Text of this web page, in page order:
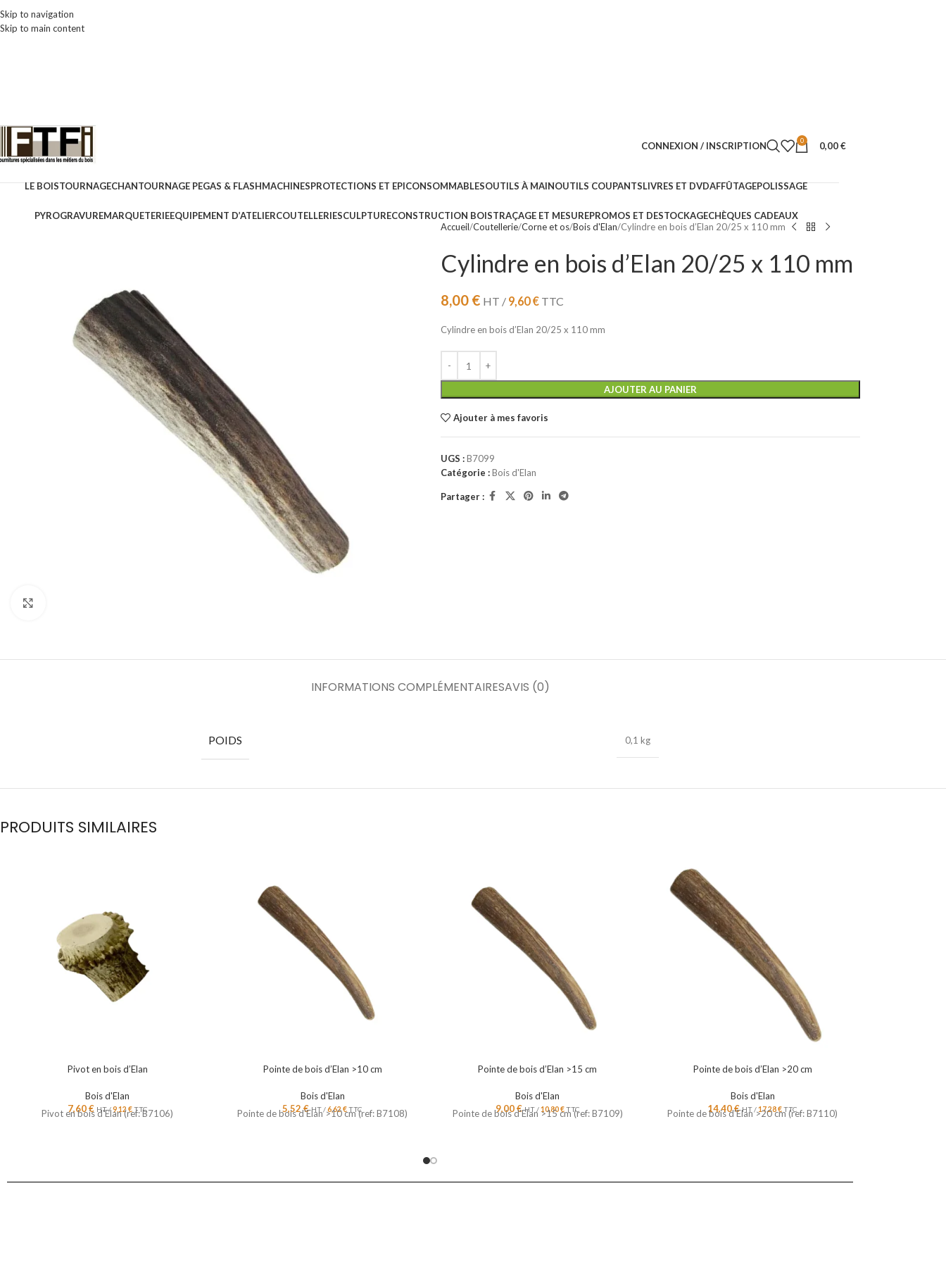
Skip to navigation
Skip to main content
CONNEXION / INSCRIPTION 0 0,00€
LE BOISTOURNAGECHANTOURNAGE PEGAS & FLASHMACHINESPROTECTIONS ET EPICONSOMMABLESOUTILS À MAINOUTILS COUPANTSLIVRES ET DVDAFFÛTAGEPOLISSAGE
PYROGRAVUREMARQUETERIEEQUIPEMENT D’ATELIERCOUTELLERIESCULPTURECONSTRUCTION BOISTRAÇAGE ET MESUREPROMOS ET DESTOCKAGECHÈQUES CADEAUX
Accueil Coutellerie Corne et os Bois d'Elan Cylindre en bois d’Elan 20/25 x 110 mm
Cylindre en bois d’Elan 20/25 x 110 mm
8,00 € HT / 9,60€TTC
Cylindre en bois d’Elan 20/25 x 110 mm
AJOUTER AU PANIER
Ajouter à mes favoris
UGS :B7099
Catégorie :Bois d'Elan
Partager :
INFORMATIONS COMPLÉMENTAIRESAVIS (0)
POIDS 0,1 kg
PRODUITS SIMILAIRES
Pivot en bois d’Elan
Bois d'Elan
7,60€ HT /9,12€TTC
Pivot en bois d'Elan (ref: B7106)
Pointe de bois d’Elan >10 cm
Bois d'Elan
5,52€ HT /6,62€TTC
Pointe de bois d'Elan >10 cm (ref: B7108)
Pointe de bois d’Elan >15 cm
Bois d'Elan
9,00€ HT /10,80€TTC
Pointe de bois d'Elan >15 cm (ref: B7109)
Pointe de bois d’Elan >20 cm
Bois d'Elan
14,40€ HT /17,28€TTC
Pointe de bois d'Elan >20 cm (ref: B7110)